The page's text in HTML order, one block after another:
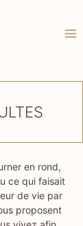
en rond,
ce qui faisait
de vie par
proposent